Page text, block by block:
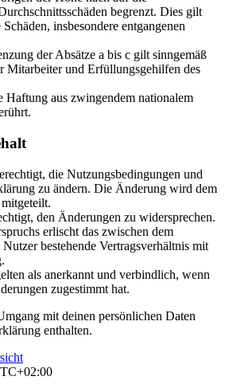
begrenzt. Dies gilt
insbesondere entgangenen
der Absätze a bis c gilt sinngemäß
Mitarbeiter und Erfüllungsgehilfen des
Haftung aus zwingendem nationalem
die Nutzungsbedingungen und
zu ändern. Die Änderung wird dem
den Änderungen zu widersprechen.
erlischt das zwischen dem
bestehende Vertragsverhältnis mit
als anerkannt und verbindlich, wenn
zugestimmt hat.
mit deinen persönlichen Daten
enthalten.